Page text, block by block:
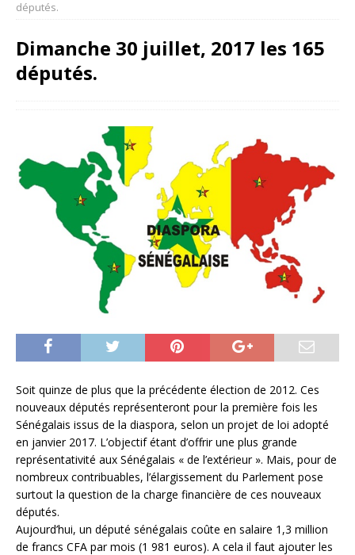
députés.
Dimanche 30 juillet, 2017 les 165
députés.
Soit quinze de plus que la précédente élection de 2012. Ces
nouveaux députés représenteront pour la première fois les
Sénégalais issus de la diaspora, selon un projet de loi adopté
en janvier 2017. L’objectif étant d’offrir une plus grande
représentativité aux Sénégalais « de l’extérieur ». Mais, pour de
nombreux contribuables, l’élargissement du Parlement pose
surtout la question de la charge financière de ces nouveaux
députés.
Aujourd’hui, un député sénégalais coûte en salaire 1,3 million
de francs CFA par mois (1 981 euros). A cela il faut ajouter les